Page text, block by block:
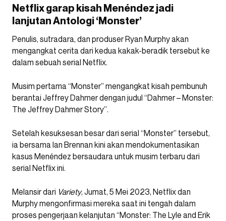
Netflix garap kisah Menéndez jadi
lanjutan Antologi ‘Monster’
Penulis, sutradara, dan produser Ryan Murphy akan
mengangkat cerita dari kedua kakak-beradik tersebut ke
dalam sebuah serial Netflix.
Musim pertama “Monster” mengangkat kisah pembunuh
berantai Jeffrey Dahmer dengan judul “Dahmer – Monster:
The Jeffrey Dahmer Story”.
Setelah kesuksesan besar dari serial “Monster” tersebut,
ia bersama Ian Brennan kini akan mendokumentasikan
kasus Menéndez bersaudara untuk musim terbaru dari
serial Netflix ini.
Melansir dari Variety, Jumat, 5 Mei 2023, Netflix dan
Murphy mengonfirmasi mereka saat ini tengah dalam
proses pengerjaan kelanjutan “Monster: The Lyle and Erik